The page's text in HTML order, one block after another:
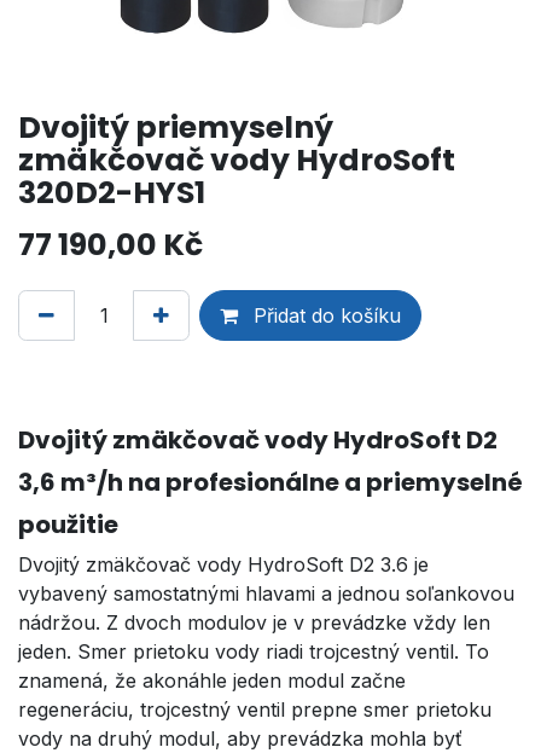
Dvojitý priemyselný
zmäkčovač vody HydroSoft
320D2-HYS1
77 190,00 Kč
Přidat do košíku
Dvojitý zmäkčovač vody HydroSoft D2
3,6 m³/h na profesionálne a priemyselné
použitie
Dvojitý zmäkčovač vody HydroSoft D2 3.6 je
vybavený samostatnými hlavami a jednou soľankovou
nádržou. Z dvoch modulov je v prevádzke vždy len
jeden. Smer prietoku vody riadi trojcestný ventil. To
znamená, že akonáhle jeden modul začne
regeneráciu, trojcestný ventil prepne smer prietoku
vody na druhý modul, aby prevádzka mohla byť